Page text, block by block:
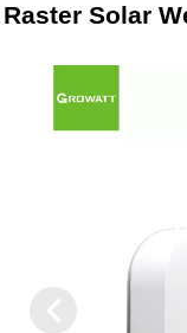
Raster Solar